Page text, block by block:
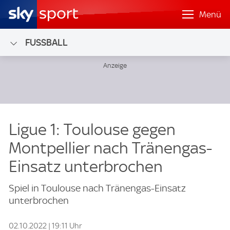
Menü
FUSSBALL
Ligue 1: Toulouse gegen
Montpellier nach Tränengas-
Einsatz unterbrochen
Spiel in Toulouse nach Tränengas-Einsatz
unterbrochen
02.10.2022 | 19:11 Uhr